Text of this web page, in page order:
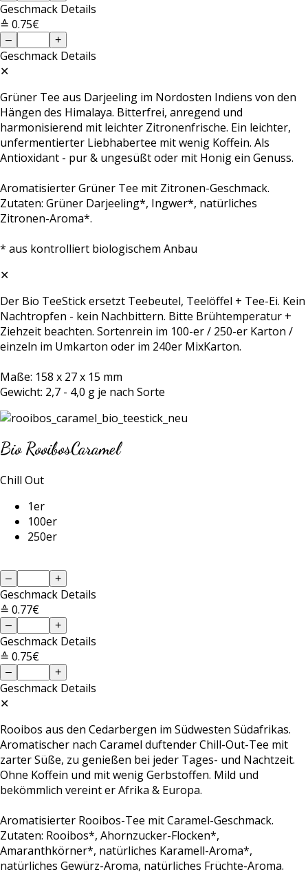
Geschmack Details
≙ 0.75€
– +
Geschmack Details
✕
Grüner Tee aus Darjeeling im Nordosten Indiens von den
Hängen des Himalaya. Bitterfrei, anregend und
harmonisierend mit leichter Zitronenfrische. Ein leichter,
unfermentierter Liebhabertee mit wenig Koffein. Als
Antioxidant - pur & ungesüßt oder mit Honig ein Genuss.
Aromatisierter Grüner Tee mit Zitronen-Geschmack.
Zutaten: Grüner Darjeeling*, Ingwer*, natürliches
Zitronen-Aroma*.
* aus kontrolliert biologischem Anbau
✕
Der Bio TeeStick ersetzt Teebeutel, Teelöffel + Tee-Ei. Kein
Nachtropfen - kein Nachbittern. Bitte Brühtemperatur +
Ziehzeit beachten. Sortenrein im 100-er / 250-er Karton /
einzeln im Umkarton oder im 240er MixKarton.
Maße: 158 x 27 x 15 mm
Gewicht: 2,7 - 4,0 g je nach Sorte
Bio RooibosCaramel
Chill Out
1er
100er
250er
– +
Geschmack Details
≙ 0.77€
– +
Geschmack Details
≙ 0.75€
– +
Geschmack Details
✕
Rooibos aus den Cedarbergen im Südwesten Südafrikas.
Aromatischer nach Caramel duftender Chill-Out-Tee mit
zarter Süße, zu genießen bei jeder Tages- und Nachtzeit.
Ohne Koffein und mit wenig Gerbstoffen. Mild und
bekömmlich vereint er Afrika & Europa.
Aromatisierter Rooibos-Tee mit Caramel-Geschmack.
Zutaten: Rooibos*, Ahornzucker-Flocken*,
Amaranthkörner*, natürliches Karamell-Aroma*,
natürliches Gewürz-Aroma, natürliches Früchte-Aroma.